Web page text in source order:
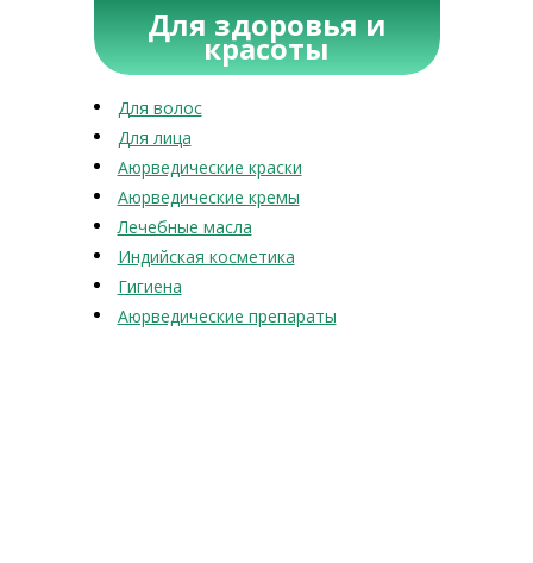
Для здоровья и
красоты
Для волос
Для лица
Аюрведические краски
Аюрведические кремы
Лечебные масла
Индийская косметика
Гигиена
Аюрведические препараты